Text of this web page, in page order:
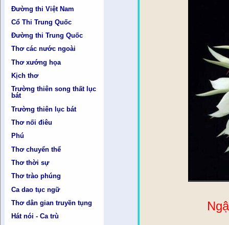
Đường thi Việt Nam
Cổ Thi Trung Quốc
Đường thi Trung Quốc
Thơ các nước ngoài
Thơ xướng họa
Kịch thơ
Trường thiên song thất lục
bát
Trường thiên lục bát
Thơ nối điêu
Phú
Thơ chuyển thể
Thơ thời sự
Thơ trào phúng
Ca dao tục ngữ
Thơ dân gian truyền tụng
Hát nói - Ca trù